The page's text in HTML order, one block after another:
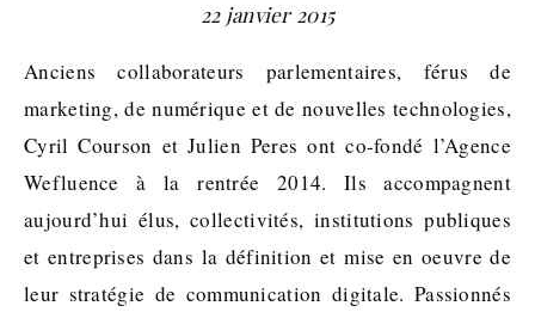
22 janvier 2015
Anciens collaborateurs parlementaires, férus de
marketing, de numérique et de nouvelles technologies,
Cyril Courson et Julien Peres ont co-fondé l’Agence
Wefluence à la rentrée 2014. Ils accompagnent
aujourd’hui élus, collectivités, institutions publiques
et entreprises dans la définition et mise en oeuvre de
leur stratégie de communication digitale. Passionnés